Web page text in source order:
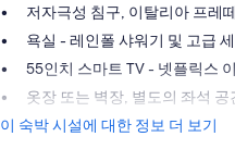
저자극성 침구, 이탈리아 프레
욕실 - 레인폴 샤워기 및 고급
55인치 스마트 TV - 넷플릭스
옷장 또는 벽장, 별도의 좌석 공
이 숙박 시설에 대한 정보 더 보기